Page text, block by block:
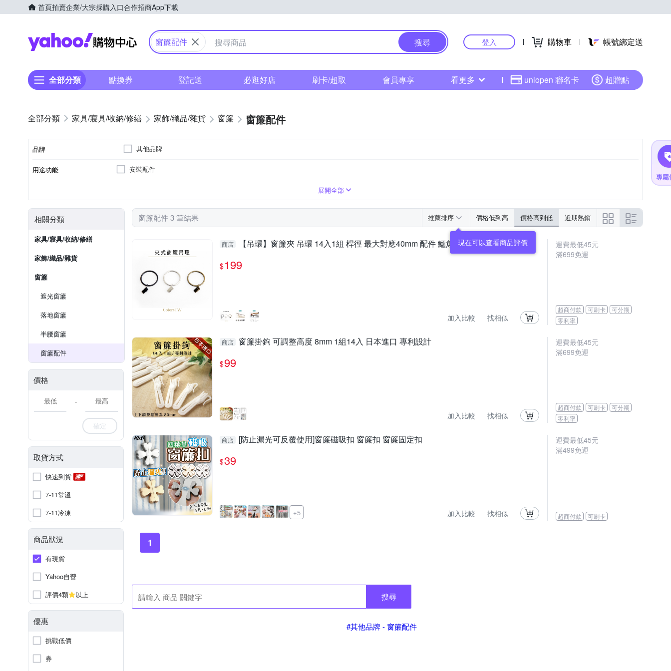
首頁拍賣企業/大宗採購入口合作招商App下載
Yahoo購物中心
窗簾配件 搜尋 登入 購物車 帳號綁定送
全部分類 點換券 登記送 必逛好店 刷卡/超取 會員專享 看更多 uniopen 聯名卡 超贈點
家具/寢具/收納/修繕 家飾/織品/雜貨 窗簾 窗簾配件
品牌 其他品牌
用途功能 安裝配件
展開全部
相關分類
家具/寢具/收納/修繕
家飾/織品/雜貨
窗簾
遮光窗簾
落地窗簾
半腰窗簾
窗簾配件
價格
-
確定
取貨方式
快速到貨
7-11常溫
7-11冷凍
商品狀況
有現貨
Yahoo自營
評價4顆
以上
優惠
挑戰低價
券
窗簾配件 3 筆結果 推薦排序 價格低到高 價格高到低 近期熱銷
現在可以查看商品評價
商店 【吊環】窗簾夾 吊環 14入1組 桿徑 最大對應40mm 配件 鱷魚夾 五金用品
$199
加入比較 找相似
運費最低45元
滿699免運
超商付款 可刷卡
可分期
零利率
商店 窗簾掛鉤 可調整高度 8mm 1組14入 日本進口 專利設計
$99
加入比較 找相似
運費最低45元
滿699免運
超商付款 可刷卡
可分期
零利率
商店 [防止漏光可反覆使用]窗簾磁吸扣 窗簾扣 窗簾固定扣
$39
+5 加入比較 找相似
運費最低45元
滿499免運
超商付款 可刷卡
1
搜尋
#其他品牌 - 窗簾配件